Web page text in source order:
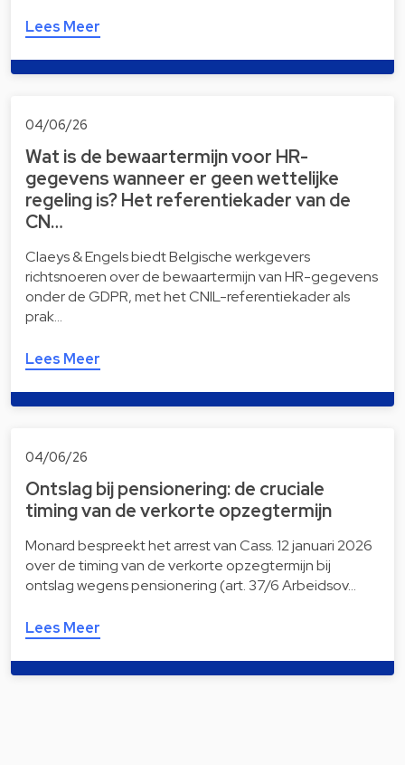
Lees Meer
04/06/26
Wat is de bewaartermijn voor HR-
gegevens wanneer er geen wettelijke
regeling is? Het referentiekader van de
CN…
Claeys & Engels biedt Belgische werkgevers
richtsnoeren over de bewaartermijn van HR-gegevens
onder de GDPR, met het CNIL-referentiekader als
prak…
Lees Meer
04/06/26
Ontslag bij pensionering: de cruciale
timing van de verkorte opzegtermijn
Monard bespreekt het arrest van Cass. 12 januari 2026
over de timing van de verkorte opzegtermijn bij
ontslag wegens pensionering (art. 37/6 Arbeidsov…
Lees Meer